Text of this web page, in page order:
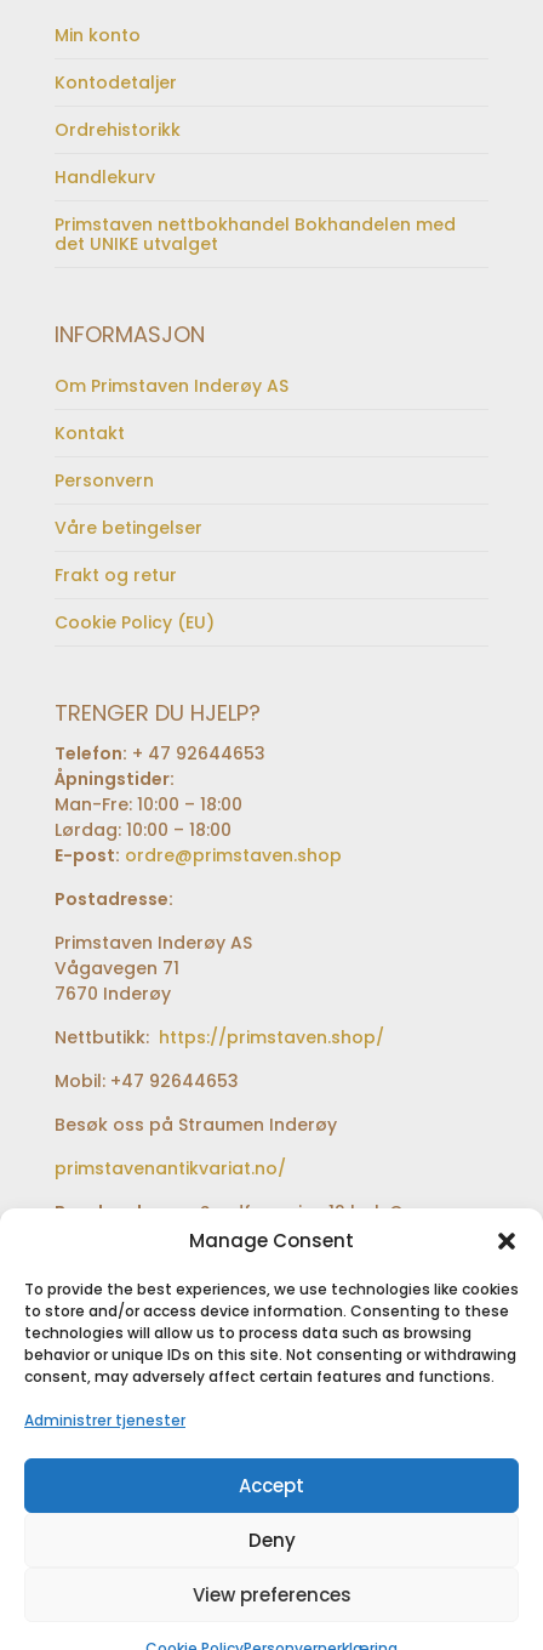
Manage Consent
To provide the best experiences, we use technologies like cookies
to store and/or access device information. Consenting to these
technologies will allow us to process data such as browsing
behavior or unique IDs on this site. Not consenting or withdrawing
consent, may adversely affect certain features and functions.
Administrer tjenester
Accept
Deny
View preferences
Min konto
Kontodetaljer
Ordrehistorikk
Handlekurv
Primstaven nettbokhandel Bokhandelen med
det UNIKE utvalget
INFORMASJON
Om Primstaven Inderøy AS
Kontakt
Personvern
Våre betingelser
Frakt og retur
Cookie Policy (EU)
TRENGER DU HJELP?
Telefon: + 47 92644653
Åpningstider:
Man-Fre: 10:00 – 18:00
Lørdag: 10:00 – 18:00
E-post: ordre@primstaven.shop
Postadresse:
Primstaven Inderøy AS
Vågavegen 71
7670 Inderøy
Nettbutikk: https://primstaven.shop/
Mobil: +47 92644653
Besøk oss på Straumen Inderøy
primstavenantikvariat.no/
Besøksadresse:Sundfærveien 12 bak Coop
extra og Shell bensinstasjon
SIKKER BETALING